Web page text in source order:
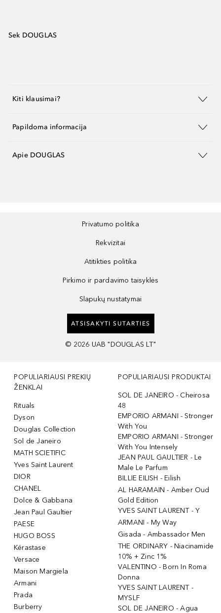
Sek DOUGLAS
Kiti klausimai?
Papildoma informacija
Apie DOUGLAS
Privatumo politika
Rekvizitai
Atitikties politika
Pirkimo ir pardavimo taisyklės
Slapukų nustatymai
ATSISAKYTI SUTARTIES
© 2026 UAB "DOUGLAS LT"
POPULIARIAUSI PREKIŲ
ŽENKLAI
Rituals
Dyson
Douglas Collection
Sol de Janeiro
MATH SCIETIFIC
Yves Saint Laurent
DIOR
CHANEL
Dolce & Gabbana
Jean Paul Gaultier
PAESE
HUGO BOSS
Kérastase
Versace
Maison Margiela
Armani
Prada
Burberry
POPULIARIAUSI PRODUKTAI
SOL DE JANEIRO - Cheirosa
48
EMPORIO ARMANI - Stronger
With You
EMPORIO ARMANI - Stronger
With You Intensely
JEAN PAUL GAULTIER - Le
Male Le Parfum
BILLIE EILISH - Eilish
AL HARAMAIN - Amber Oud
Gold Edition
YVES SAINT LAURENT - Y
ARMANI - My Way
Gisada - Ambassador Men
THE ORDINARY - Niacinamide
10% + Zinc 1%
VALENTINO - Born In Roma
Donna
YVES SAINT LAURENT -
MYSLF
SOL DE JANEIRO - Agua